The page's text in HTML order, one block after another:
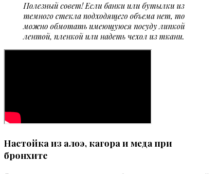
Полезный совет! Если банки или бутылки из
темного стекла подходящего объема нет, то
можно обмотать имеющуюся посуду липкой
лентой, пленкой или надеть чехол из ткани.
Настойка из алоэ, кагора и меда при
бронхите